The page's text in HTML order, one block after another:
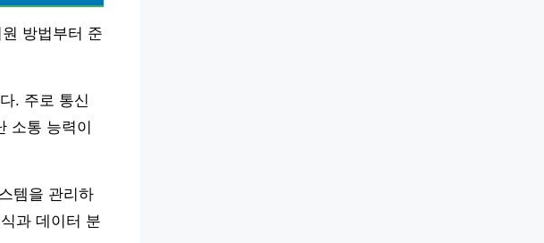
방법부터 준
. 주로 통신
소통 능력이
템을 관리하
과 데이터 분